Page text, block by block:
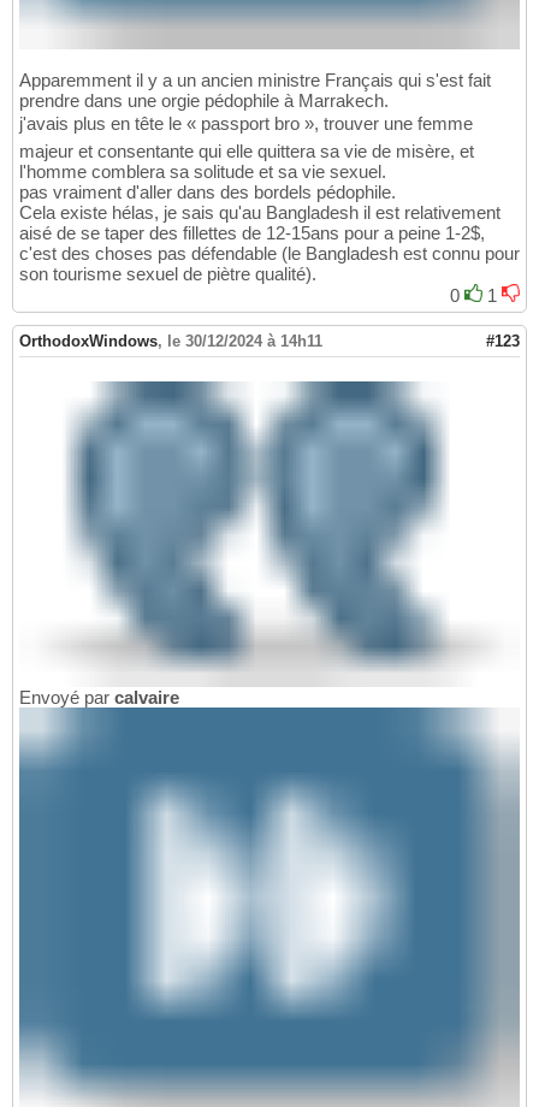
Apparemment il y a un ancien ministre Français qui s'est fait
prendre dans une orgie pédophile à Marrakech.
j'avais plus en tête le « passport bro », trouver une femme
majeur et consentante qui elle quittera sa vie de misère, et
l'homme comblera sa solitude et sa vie sexuel.
pas vraiment d'aller dans des bordels pédophile.
Cela existe hélas, je sais qu'au Bangladesh il est relativement
aisé de se taper des fillettes de 12-15ans pour a peine 1-2$,
c'est des choses pas défendable (le Bangladesh est connu pour
son tourisme sexuel de piètre qualité).
0
1
OrthodoxWindows, le 30/12/2024 à 14h11 #123
Envoyé par calvaire